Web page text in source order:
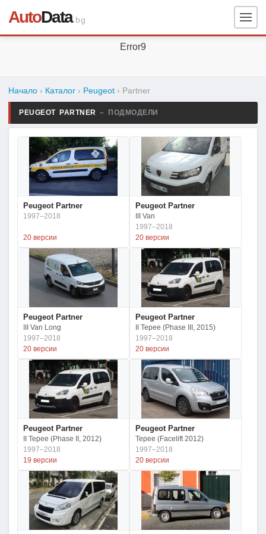
AutoData.bg
Error9
Начало › Каталог › Peugeot › Partner
PEUGEOT PARTNER – ПОДМОДЕЛИ
Peugeot Partner
1997–2018
20 версии
Peugeot Partner
III Van
1997–2018
20 версии
Peugeot Partner
III Van Long
1997–2018
20 версии
Peugeot Partner
II Tepee (Phase III, 2015)
1997–2018
20 версии
Peugeot Partner
II Tepee (Phase II, 2012)
1997–2018
19 версии
Peugeot Partner
Tepee (Facelift 2012)
1997–2018
20 версии